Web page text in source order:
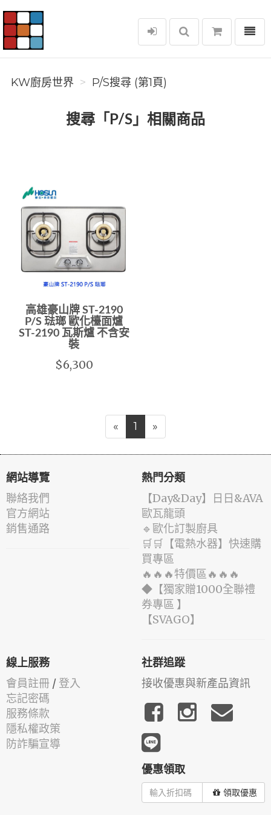
KW廚房世界
選單
KW廚房世界 P/S搜尋 (第1頁)
搜尋「P/S」相關商品
高雄豪山牌 ST-2190
P/S 琺瑯 歐化檯面爐
ST-2190 瓦斯爐 不含安
裝
$6,300
« 1 »
網站導覽
聯絡我們
官方網站
銷售通路
熱門分類
️【Day&Day】️日日&AVA
歐瓦龍頭
🔹歐化訂製廚具
🛒🛒【電熱水器】快速購
買專區
🔥🔥🔥特價區🔥🔥🔥
◆【獨家贈1000全聯禮
券專區 】
️【SVAGO】️
線上服務
會員註冊 / 登入
忘記密碼
服務條款
隱私權政策
防詐騙宣導
社群追蹤
接收優惠與新產品資訊
優惠領取
領取優惠